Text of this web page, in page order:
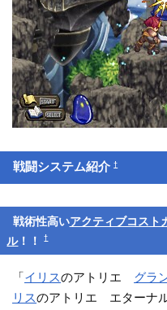
戦闘システム紹介†
戦術性高いアクティブコスト
ル！！†
「イリスのアトリエ グラ
リスのアトリエ エターナ